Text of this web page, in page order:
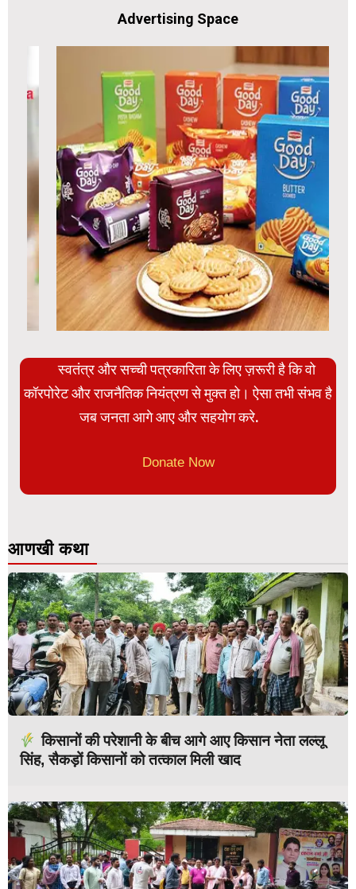
Advertising Space
स्वतंत्र और सच्ची पत्रकारिता के लिए ज़रूरी है कि वो
कॉरपोरेट और राजनैतिक नियंत्रण से मुक्त हो। ऐसा तभी संभव है
जब जनता आगे आए और सहयोग करे.
Donate Now
आणखी कथा
किसानों की परेशानी के बीच आगे आए किसान नेता लल्लू
सिंह, सैकड़ों किसानों को तत्काल मिली खाद